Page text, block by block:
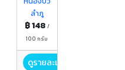
100
กรัม
ลำภู
฿ 148 /
100 กรัม
ดูรายละเอียด